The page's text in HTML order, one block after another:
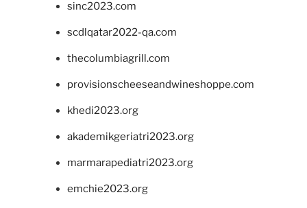
sinc2023.com
scdlqatar2022-qa.com
thecolumbiagrill.com
provisionscheeseandwineshoppe.com
khedi2023.org
akademikgeriatri2023.org
marmarapediatri2023.org
emchie2023.org